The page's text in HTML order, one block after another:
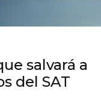
salvará a
del SAT